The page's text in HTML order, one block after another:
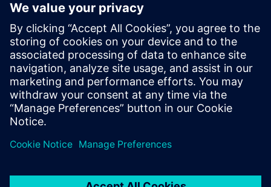
Abschließende Zertifizierung
Automatisierungstechniker/in Service entspr.
ZVEI in TIA Portal (Präsenz-Test)